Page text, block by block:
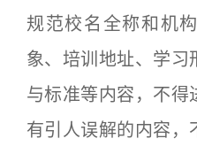
规范校名全称和机
象、培训地址、学习
与标准等内容，不得
有引人误解的内容，